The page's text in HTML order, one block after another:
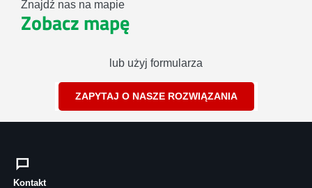
Znajdź nas na mapie
Zobacz mapę
lub użyj formularza
ZAPYTAJ O NASZE ROZWIĄZANIA
Kontakt